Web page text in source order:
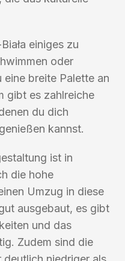
einiges zu
oder
eine breite Palette an
gibt es zahlreiche
du dich
kannst.
ist in
die hohe
Umzug in diese
ausgebaut, es gibt
und das
Zudem sind die